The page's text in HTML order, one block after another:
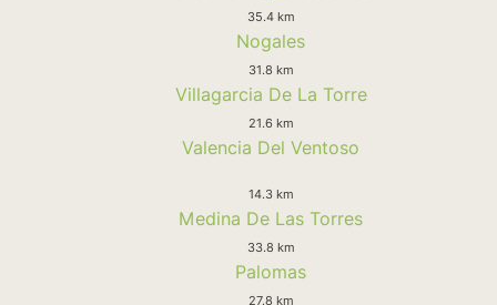
35.4 km
Nogales
31.8 km
Villagarcia De La Torre
21.6 km
Valencia Del Ventoso
14.3 km
Medina De Las Torres
33.8 km
Palomas
27.8 km